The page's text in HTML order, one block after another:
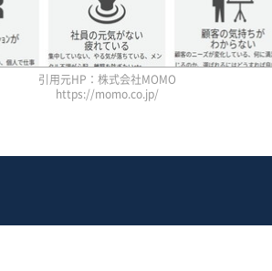
引用元HP：株式会社MOMO
https://momo.co.jp/